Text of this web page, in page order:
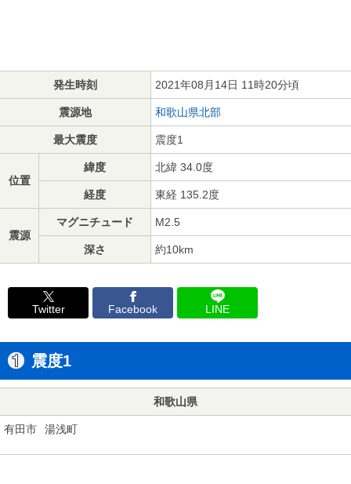
発生時刻 2021年08月14日 11時20分頃
震源地 和歌山県北部
最大震度 震度1
位置
緯度 北緯 34.0度
経度 東経 135.2度
震源
マグニチュード M2.5
深さ 約10km
Twitter Facebook LINE
震度1
和歌山県
有田市 湯浅町